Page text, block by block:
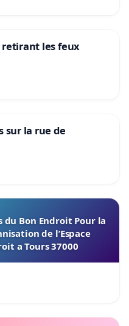
les feux
la rue de
Bon Endroit Pour la
de l’Espace
a Tours 37000